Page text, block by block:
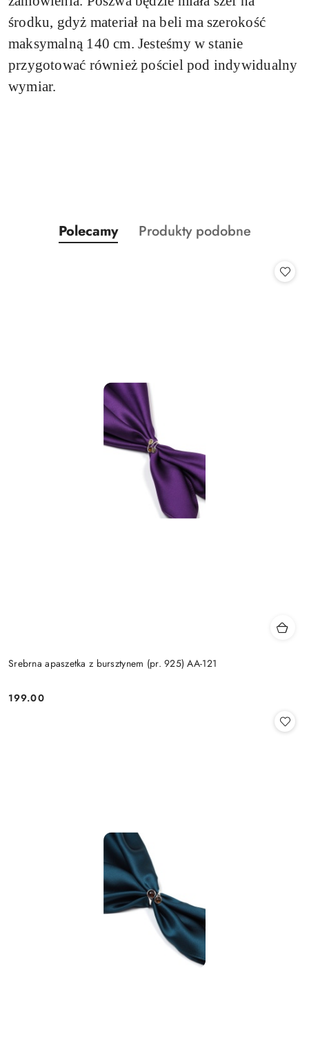
środku, gdyż materiał na beli ma szerokość
maksymalną 140 cm. Jesteśmy w stanie
przygotować również pościel pod indywidualny
wymiar.
Pomiń karuzelę produktów
Produkty
o
Polecamy
Produkty
Produkty podobne
Srebrna apaszetka z bursztynem (pr. 925) AA-121
Cena:
199.00